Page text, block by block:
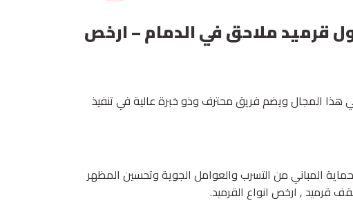
قرميد سعودي – مقاول قرميد ملاحق في الدمام – ارخص
هذا المجال ويضم فريق محترف وذو خبرة عالية في تنفيذ
المباني من التسرب والعوامل الجوية وتحسين المظهر
قرميد , ارخص انواع القرميد.